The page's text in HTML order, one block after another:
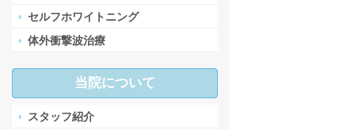
セルフホワイトニング
体外衝撃波治療
当院について
スタッフ紹介